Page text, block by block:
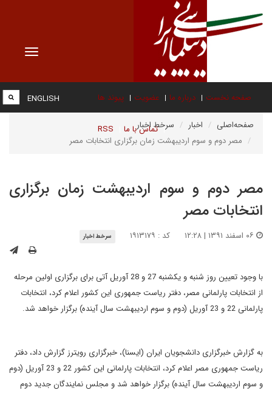
Toggle
صفحه نخست درباره ما عضویت پیوند ها
تماس با ما RSS
ENGLISH
صفحه‌اصلی اخبار
سرخط اخبار
مصر دوم و سوم اردیبهشت زمان برگزاری انتخابات مصر
مصر دوم و سوم اردیبهشت زمان برگزاری
انتخابات مصر
کد : ۱۹۱۳۱۷۹ سرخط اخبار
با وجود تعیین روز شنبه و یکشنبه 27 و 28 آوریل آتی برای برگزاری اولین مرحله
از انتخابات پارلمانی مصر، دفتر ریاست جمهوری این کشور اعلام کرد، انتخابات
پارلمانی 22 و 23 آوریل (دوم و سوم اردیبهشت سال آینده) برگزار خواهد شد.
به گزارش خبرگزاری دانشجویان ایران (ایسنا)، خبرگزاری رویترز گزارش داد، دفتر
ریاست جمهوری مصر اعلام کرد، انتخابات پارلمانی این کشور 22 و 23 آوریل (دوم
و سوم اردیبهشت سال آینده) برگزار خواهد شد و مجلس نمایندگان جدید دوم